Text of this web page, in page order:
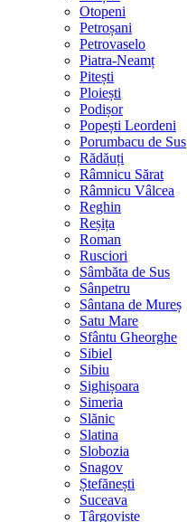
Otopeni
Petroșani
Petrovaselo
Piatra-Neamț
Pitești
Ploiești
Podișor
Popești Leordeni
Porumbacu de Sus
Rădăuți
Râmnicu Sărat
Râmnicu Vâlcea
Reghin
Reșița
Roman
Rusciori
Sâmbăta de Sus
Sânpetru
Sântana de Mureș
Satu Mare
Sfântu Gheorghe
Sibiel
Sibiu
Sighișoara
Simeria
Slănic
Slatina
Slobozia
Snagov
Ștefănești
Suceava
Târgoviște